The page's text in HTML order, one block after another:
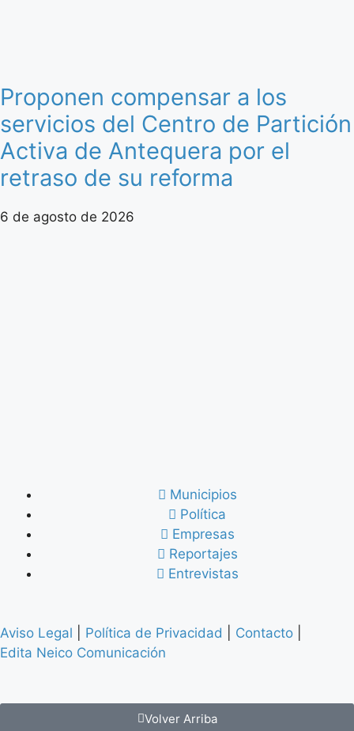
Proponen compensar a los
servicios del Centro de Partición
Activa de Antequera por el
retraso de su reforma
6 de agosto de 2026
Municipios
Política
Empresas
Reportajes
Entrevistas
Aviso Legal Política de Privacidad Contacto
Edita Neico Comunicación
Volver Arriba